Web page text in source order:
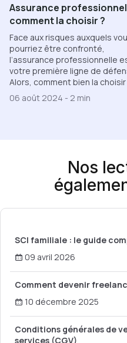
Assurance
comment la choisir ?
Face aux risques auxquels
pourriez être confronté,
l’assurance professionnelle
votre première ligne de
Alors, comment bien la choisir
06 août 2024 - 2 min
Nos
SCI familiale : le guide
09 avril 2026
Comment devenir
10 décembre 2025
Conditions générales de
services (CGV)